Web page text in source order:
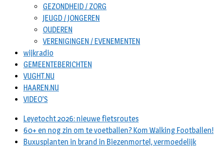
GEZONDHEID / ZORG
JEUGD / JONGEREN
OUDEREN
VERENIGINGEN / EVENEMENTEN
wijkradio
GEMEENTEBERICHTEN
VUGHT.NU
HAAREN.NU
VIDEO’S
Leyetocht 2026: nieuwe fietsroutes
60+ en nog zin om te voetballen? Kom Walking Footballen!
Buxusplanten in brand in Biezenmortel, vermoedelijk